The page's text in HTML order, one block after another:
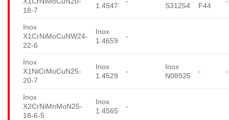
18-7
1.4547
S31254
F44
Inox
X1CrNiMoCuNW24-
22-6
Inox
1.4659
-
Inox
X1NiCrMoCuN25-
20-7
Inox
1.4529
-
Inox
N08925
- -
Inox
X2CrNiMnMoN25-
18-6-5
Inox
1.4565
-